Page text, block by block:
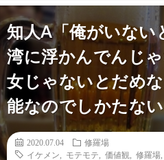
知人A「俺がいない
湾に浮かんでんじ
女じゃないとだめ
能なのでしかたな
2020.07.04
修羅場
イケメン
モテモテ 価値観 修羅場